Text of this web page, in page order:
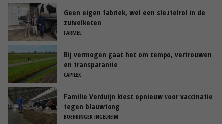
Geen eigen fabriek, wel een sleutelrol in de
zuivelketen
FARMEL
Bij vermogen gaat het om tempo, vertrouwen
en transparantie
CAPILEX
Familie Verduijn kiest opnieuw voor vaccinatie
tegen blauwtong
BOEHRINGER INGELHEIM